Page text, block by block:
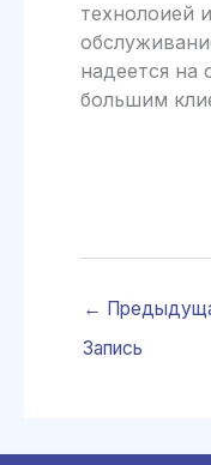
технолоией
надеется на
большим
←
Запись